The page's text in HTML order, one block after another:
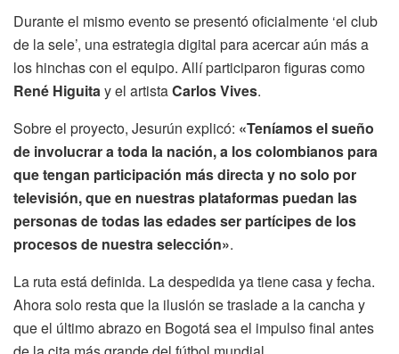
Durante el mismo evento se presentó oficialmente ‘el club
de la sele’, una estrategia digital para acercar aún más a
los hinchas con el equipo. Allí participaron figuras como
René Higuitay el artistaCarlos Vives.
Sobre el proyecto, Jesurún explicó: «Teníamos el sueño
de involucrar a toda la nación, a los colombianos para
que tengan participación más directa y no solo por
televisión, que en nuestras plataformas puedan las
personas de todas las edades ser partícipes de los
procesos de nuestra selección».
La ruta está definida. La despedida ya tiene casa y fecha.
Ahora solo resta que la ilusión se traslade a la cancha y
que el último abrazo en Bogotá sea el impulso final antes